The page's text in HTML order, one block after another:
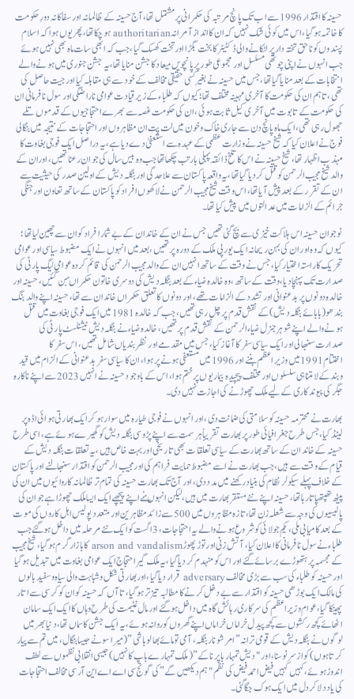
حسینہ کا اقتدار 1996 سے اب تک پانچ مرتبہ کی حکمرانی پرمشتمل تھا، آج حسینہ کے ظالمانہ اور سفاکانہ دورِ حکومت
کاخاتمہ ہوگیا، اس میں کوئی شک نہیں کہ ان کا انداز آمرانہauthoritarian ہوچکا تھا، پھر یوں ہوا کہ اسلام
پسندوں کوناحق تختہ دار پر لٹکانے والی ڈکٹیٹر کا بخت بگڑا اور تخت کھسک گیا، جب کہ ابھی سات ماہ بھی نہیں ہوئے
جب انہوں نے اپنی چوتھی مسلسل اور مجموعی طور پر پانچویں میعاد کا جشن منایا تھا، یہ جشن جنوری میں ہونے والے
انتخابات کے بعد منایا گیا تھا، جس میں حسینہ نے بغیر کسی حقیقی مخالف کے خود سے ہی مقابلہ کیا اور جیت حاصل کی
تھی، تاہم ان کی حکومت کا آخری مہینہ مختلف تھا؛ کیوں کہ طلباء کے زیر قیادت عوامی ناراضگی اور سول نافرمانی ان
کی حکومت کے تابوت میں آخری کیل ثابت ہوئی، ان کی حکومت غصہ سے بھرے احتجاجیوں کے قدموں تلے
جھول رہی تھی، ایک ماہ پانچ دن سے جاری خاک وخون میں لت پت ان مظاہروں اور احتجاجات کے نتیجہ میں بنگالی
فوج نے اعلان کیا کہ شیخ حسینہ نے وزارت عظمی کے عہدہ سے استعفیٰ دے دیا ہے، یہ دراصل ایک فوجی بغاوت کا
مہذب اظہار تھا، شیخ حسینہ نے اس کا تلخ ذائقہ پہلی بار تب چکھا تھا جب وہ بیس سال کی جوان رعنا تھیں، اوران کے
والد شیخ مجیب الرحمن کو قتل کر دیا گیا تھا، یہ واقعہ پاکستان سے علاحدگی اور بنگلہ دیش کے اولین صدر کی حیثیت سے
ان کے تقرر کے بعد پیش آیا تھا، اس وقت شیخ مجیب الرحمن نے لاکھوں افراد کو پاکستان کے ساتھ تعاون اور جنگی
جرائم کے الزامات میں عدالتوں میں پیش کیا تھا۔
نوجوان حسینہ اس ہلاکت خیزی سے بچ گئی تھیں جس نے ان کے خاندان کے بے شمار افراد کو ان سےچھین لیاتھا؛
کیوں کہ وہ اور ان کی بہن ریحانہ ایک یورپی ملک کے دورہ پر تھیں، بعد میں انہوں نے ایک مضبوط سیاسی اور عوامی
تحریک کا راستہ اختیار کیا، جس نے وقت کے ساتھ انہیں ان کے والد مجیب الرحمن کی قائم کردہ عوامی لیگ پارٹی کی
صدارت تک پہنچا دیا، وقت کے ساتھ، وہ خالدہ ضیاء کے بعدبنگلہ دیش کی دوسری خاتون حکمراںبن گئیں، حسینہ اور
خالدہ دونوں پر بدعنوانی اور تشدد کے الزامات تھے، اور دونوں کا تعلق حکمراں خاندان سے تھا، حسینہ اپنے والد بنگ
بندھو(بابائے بنگلہ دیش) کے نقش قدم پر چل رہی تھیں، جب کہ خالدہ 1981 میں ایک فوجی بغاوت میں قتل
ہونے والےاپنے شوہر جنرل ضیاء الرحمن کے نقش قدم پر تھیں، خالدہ ضیاء نے بنگلہ دیش نیشنلسٹ پارٹی کی
صدارت سنبھالی اور ایک سیاسی سفر کا آغاز کیا، جس میں مقدمے اور نظر بندیاں شامل تھیں، اس سفر کا
اختتام 1991 میں وزیر اعظم بننے اور 1996 میں مستعفی ہونے پر ہوا، ان کا سیاسی سفر بدعنوانی کے الزام میں قید
وبند کے لامتناہی سلسلوں اور مختلف پیچیدہ بیماریوں پر ختم ہوا، اس کے باوجود حسینہ نے انہیں 2023 سے اپنے ناکارہ
جگر کی پیوندکاری کے لیے ملک چھوڑنے کی اجازت نہیں دی۔
بھارت نے محترمہ حسینہ کو سلامتی کی ضمانت دی، اور انہوں نے فوجی طیارہ میں سوار ہو کرایک بھارتی ہوائی اڈہ پر
لینڈ کیا، جس طرح جغرافیائی طور پر بھارت تقریباً ہر سمت سے اپنے پڑوسی بنگلہ دیش کو گھیرے ہوئے ہے، اسی طرح
حسینہ کے خاندان کے ساتھ بھارت کے سیاسی تعلقات بھی تاریخی اور بہت خاص ہیں، یہ تعلقات بنگلہ دیش کے
قیام کے وقت سے ہیں، جب بھارت نے اسے مضبوط حمایت فراہم کی اور مجیب الرحمن کو اقتدار سنبھالنے اور پاکستان
کے خلاف پہلے سیکولر نظام کی بنیاد رکھنے میں مدد دی، اور آج تک بھارت حسینہ کی تمام تر ظالمانہ کاروائیوں میں ان کی
پیٹھ تھپتھپاتا رہا تھا، حسینہ اپنے نئے مستقر بھارت میں ہیں،لیکن انہوںنے اپنے پیچھےایک ایسا ملک چھوڑا ہے جو ان کی
پالیسیوں کی وجہ سے شعلہ زن تھا، تازہ مظاہروں میں 500 سے زائد مظاہرین اور متعدد پولیس اہل کاروں کی موت
کے بعد کامیابی ملی، یکم جولائی کو شروع ہونے والے یہ احتجاجات ، 3 اگست کو ایک نئے مرحلہ میں داخل ہوگئے جب
طلباء نےسول نافرمانی کا اعلان کیا، آتش زنی اور توڑ پھوڑ arson and vandalism کا بازار گرم ہوگیا، شیخ مجیب
کے مجسمہ پر ہتھوڑے برسائے گئے اور اس کو منہدم کردیا گیا، یہ ملک گیر احتجاج ایک عوامی بغاوت میں تبدیل ہوگیا
اور حسینہ کو طلباء کی سب سے بڑی مخالف adversary قرار دیا گیا،اوربھارتی شکل وشباہت والی سیاہ وسفید بالوں
کی مالک ایک بوڑھی حسینہ کو اقتدار سے بے دخل کرنے کا مطالبہ تیزتر ہوگیا، تا آں کہ حسینہ کو ان کو کرسی سے اتار
پھینکا گیا، عوام وزیر اعظم کی سرکاری رہائش گاہ میں داخل ہوگئے اور مال غنیمت کی طرح وہاں کا ایک ایک سامان
اٹھائے کچھ رکشوں سے کچھ پیدل خراماں خراماں اپنے گھروں کو روانہ ہوئے، یہ ایک جشن کا سماں تھا،دنیا بھر میں
لوگوں نے بنگلہ دیش کے قومی ترانہ”امر شونار بنگلہ، آمی تومائے بھالو باشی” (میرا سونے جیسا بنگال، میں تم سے پیار
کرتا ہوں) کو از سر نو سنا، اور "دیش تمہار باپر ناکے” (ملک تمہارے باپ کا نہیں) جیسی انقلابی نظموں سے لطف
اندوز ہوئے،کہیں کہیں فیض احمد فیض کی نظم "ہم دیکھیں گے” کی گونج سی اے اے این آر سی مخالف احتجاجات
کی یاد دلاکر دل میں ایک ہوک جگا گئی۔